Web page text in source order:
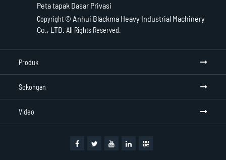
Peta tapak Dasar Privasi
Copyright © Anhui Blackma Heavy Industrial Machinery
Co., LTD. All Rights Reserved.
Produk
Sokongan
Video